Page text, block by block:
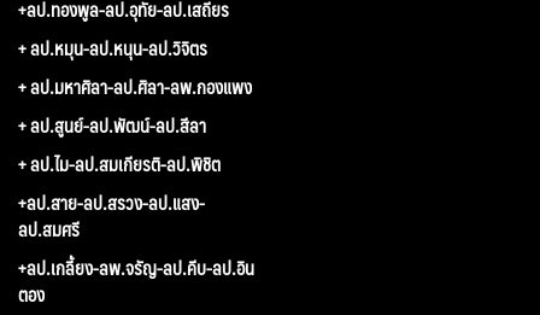
+ลป.ทองพูล-ลป.อุทัย-ลป.เสถียร
+ ลป.หมุน-ลป.หนุน-ลป.วิจิตร
+ ลป.มหาศิลา-ลป.ศิลา-ลพ.กองแพง
+ ลป.สูนย์-ลป.พัฒน์-ลป.สีลา
+ ลป.ไม-ลป.สมเกียรติ-ลป.พิชิต
+ลป.สาย-ลป.สรวง-ลป.แสง-
ลป.สมศรี
+ลป.เกลี้ยง-ลพ.จรัญ-ลป.คีบ-ลป.อิน
ตอง